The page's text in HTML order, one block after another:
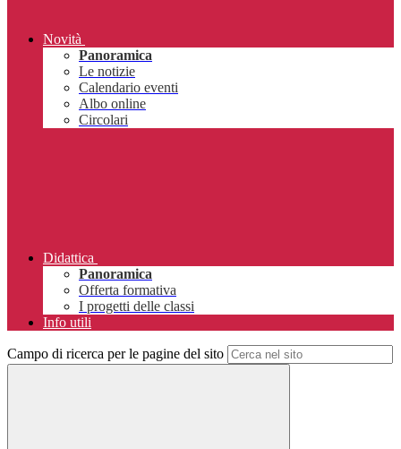
Novità
Panoramica
Le notizie
Calendario eventi
Albo online
Circolari
Didattica
Panoramica
Offerta formativa
I progetti delle classi
Info utili
Campo di ricerca per le pagine del sito